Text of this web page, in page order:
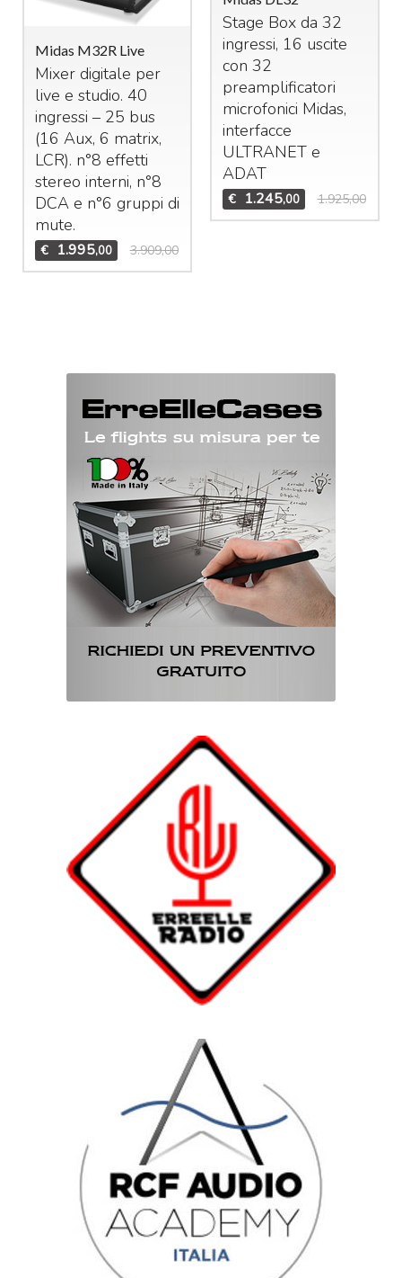
Midas M32R Live
Mixer digitale per
live e studio. 40
ingressi – 25 bus
(16 Aux, 6 matrix,
LCR). n°8 effetti
stereo interni, n°8
DCAe n°6 gruppi di
mute.
€ 1.995,00 3.909,00
Stage Box da 32
ingressi, 16 uscite
con 32
preamplificatori
microfonici Midas,
interfacce
ULTRANETe
ADAT
€ 1.245,00 1.925,00